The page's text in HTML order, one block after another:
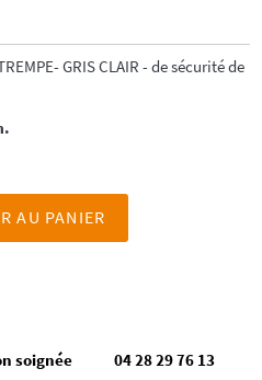
GRIS CLAIR - de sécurité de
AU PANIER
soignée 04 28 29 76 13